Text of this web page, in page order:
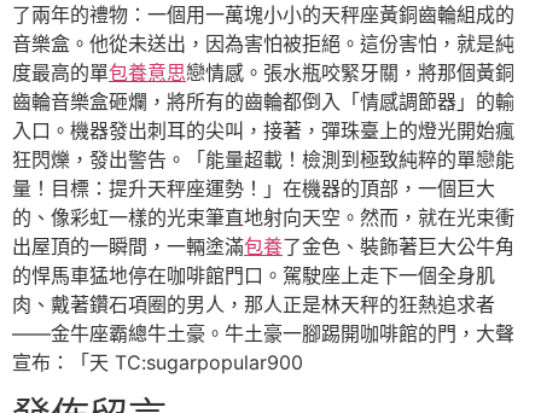
了兩年的禮物：一個用一萬塊小小的天秤座黃銅齒輪組成的
音樂盒。他從未送出，因為害怕被拒絕。這份害怕，就是純
度最高的單包養意思戀情感。張水瓶咬緊牙關，將那個黃銅
齒輪音樂盒砸爛，將所有的齒輪都倒入「情感調節器」的輸
入口。機器發出刺耳的尖叫，接著，彈珠臺上的燈光開始瘋
狂閃爍，發出警告。「能量超載！檢測到極致純粹的單戀能
量！目標：提升天秤座運勢！」在機器的頂部，一個巨大
的、像彩虹一樣的光束筆直地射向天空。然而，就在光束衝
出屋頂的一瞬間，一輛塗滿包養了金色、裝飾著巨大公牛角
的悍馬車猛地停在咖啡館門口。駕駛座上走下一個全身肌
肉、戴著鑽石項圈的男人，那人正是林天秤的狂熱追求者
——金牛座霸總牛土豪。牛土豪一腳踢開咖啡館的門，大聲
宣布：「天 TC:sugarpopular900